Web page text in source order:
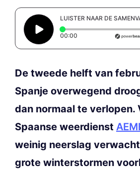
LUISTER NAAR DE
00:00 Elapsed time: 0
De tweede helft van
Spanje overwegend
dan normaal te verlopen.
Spaanse weerdienst
weinig neerslag
grote winterstormen